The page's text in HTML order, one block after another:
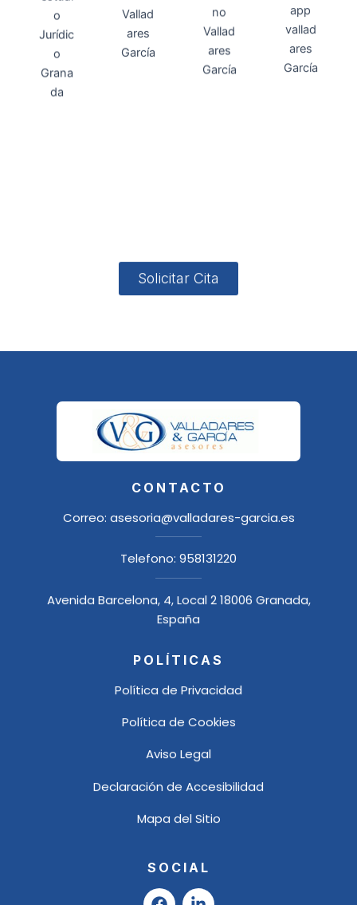
Solicitar Cita
CONTACTO
Correo: asesoria@valladares-garcia.es
Telefono: 958131220
Avenida Barcelona, 4, Local 2 18006 Granada,
España
POLÍTICAS
Política de Privacidad
Política de Cookies
Aviso Legal
Declaración de Accesibilidad
Mapa del Sitio
SOCIAL
F
L